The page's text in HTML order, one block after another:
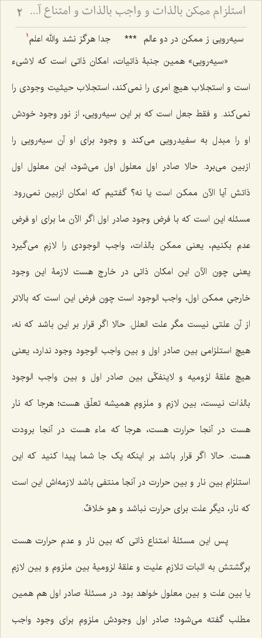
استلزام ممکن بالذات و واجب بالذات و امتناع آن - بررسی نسبت علیت و معلولیت در ضرورت و امکان 2
سیه‌رویى ز ممکن در دو عالم *** جدا هرگز نشد والله اعلم 1
«سیه‌رویى» همین جنبۀ ذاتیات، امکان ذاتى است که لاشی‌ء
است و استجلاب هیچ امرى را نمى‌کند، استجلاب حیثیت وجودى را
نمى‌کند. و فقط جعل است که بر این سیه‌رویى، از نور وجود خودش
او را مبدل به سفید‌رویى مى‌کند و وجود براى او آن سیه‌رویى را
ازبین مى‌برد. حالا صادر اول معلول اول مى‌شود، این معلول اول
ذاتش آیا الآن ممکن است یا نه؟ گفتیم که امکان ازبین نمى‌رود.
مسئله این است که با فرض وجود صادر اول اگر الآن ما براى او فرض
عدم بکنیم، یعنى ممکن بالذات، واجب الوجودى را لازم مى‌گیرد
یعنى چون الآن این امکان ذاتى در خارج هست لازمۀ این وجود
خارجىِ ممکن اول، واجب الوجود است چون فرض این است که بالاتر
از آن علتى نیست مگر علت العلل. حالا اگر قرار بر این باشد که نه،
هیچ استلزامى بین صادر اول و بین واجب الوجود وجود ندارد، یعنى
هیچ علقۀ لزومیه و لاینفکّى بین صادر اول و بین واجب الوجود
بالذات نیست، بین لازم و ملزوم همیشه تعلّق هست؛ هرجا که نار
هست در آنجا حرارت هست، هرجا که ماء هست در آنجا برودت
هست. حالا اگر قرار باشد بر اینکه یک‌ جا شما پیدا کنید که این
استلزام بین نار و بین حرارت در آنجا منتفى باشد لازمه‌اش این است
که نار، دیگر علت براى حرارت نباشد و هو خلافٌ.
پس این مسئلۀ امتناع ذاتى که بین نار و عدم حرارت هست
برگشتش به اثبات تلازم علیت و علقۀ لزومیۀ بین ملزوم و بین لازم
یا بین علت و بین معلول خواهد بود. در مسئلۀ صادر اول هم همین
مطلب گفته مى‌شود؛ صادر اول وجودش ملزوم براى وجود واجب